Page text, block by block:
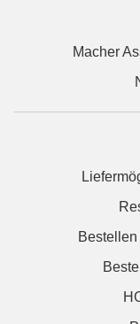
Macher